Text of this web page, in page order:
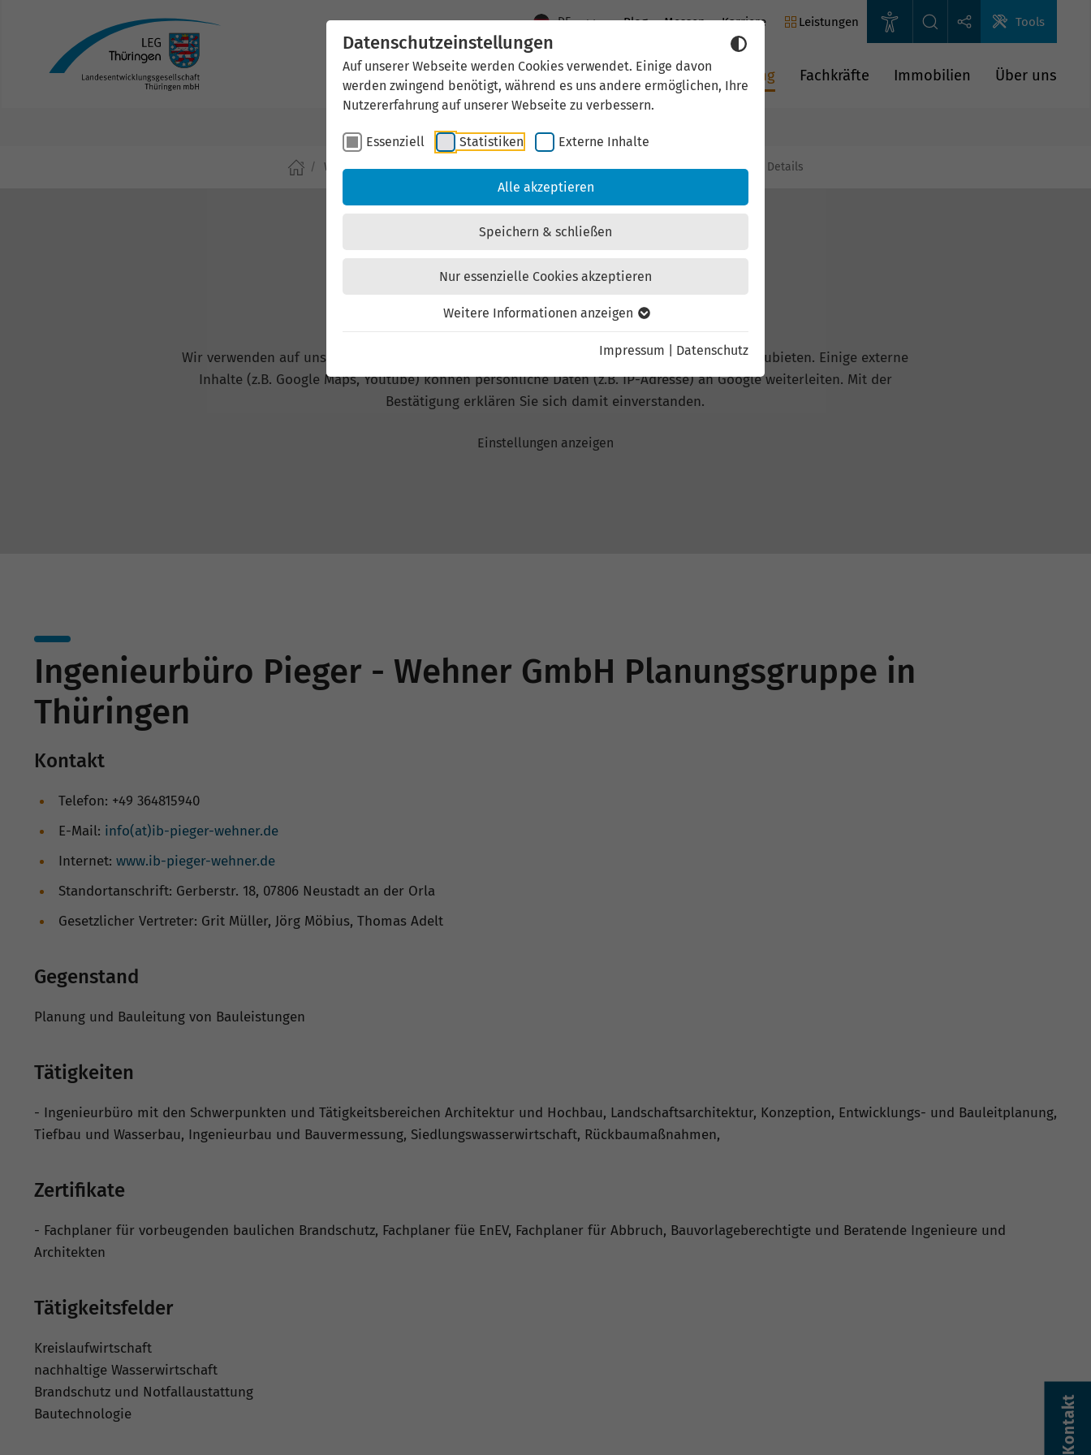
Datenschutzeinstellungen
Auf unserer Webseite werden Cookies verwendet. Einige davon
werden zwingend benötigt, während es uns andere ermöglichen, Ihre
Nutzererfahrung auf unserer Webseite zu verbessern.
Essenziell Statistiken Externe Inhalte
Alle akzeptieren
Speichern & schließen
Nur essenzielle Cookies akzeptieren
Weitere Informationen anzeigen
Impressum Datenschutz
DE Blog Messen Karriere Leistungen Tools
Aktuelles Standort Thüringen Wirtschaftsförderung Fachkräfte Immobilien Über uns
Kontakt
Wirtschaftsförderung Investieren & Ansiedeln Unternehmen & Technologien Details
Externen Inhalt laden
Wir verwenden auf unserer Website externe Inhalte, um Ihnen zusätzliche Informationen anzubieten. Einige externe
Inhalte (z.B. Google Maps, Youtube) können persönliche Daten (z.B. IP-Adresse) an Google weiterleiten. Mit der
Bestätigung erklären Sie sich damit einverstanden.
Einstellungen anzeigen
Ingenieurbüro Pieger - Wehner GmbH Planungsgruppe in
Thüringen
Kontakt
Telefon: +49 364815940
E-Mail: info(at)ib-pieger-wehner.de
Internet: www.ib-pieger-wehner.de
Standortanschrift: Gerberstr. 18, 07806 Neustadt an der Orla
Gesetzlicher Vertreter: Grit Müller, Jörg Möbius, Thomas Adelt
Gegenstand
Planung und Bauleitung von Bauleistungen
Tätigkeiten
- Ingenieurbüro mit den Schwerpunkten und Tätigkeitsbereichen Architektur und Hochbau, Landschaftsarchitektur, Konzeption, Entwicklungs- und Bauleitplanung,
Tiefbau und Wasserbau, Ingenieurbau und Bauvermessung, Siedlungswasserwirtschaft, Rückbaumaßnahmen,
Zertifikate
- Fachplaner für vorbeugenden baulichen Brandschutz, Fachplaner füe EnEV, Fachplaner für Abbruch, Bauvorlageberechtigte und Beratende Ingenieure und
Architekten
Tätigkeitsfelder
Kreislaufwirtschaft
nachhaltige Wasserwirtschaft
Brandschutz und Notfallaustattung
Bautechnologie